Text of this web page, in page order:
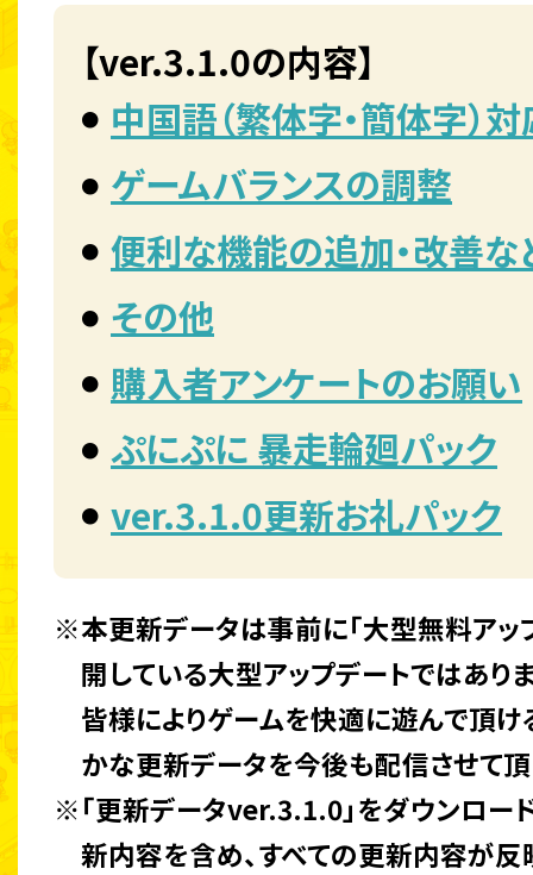
【ver.3.1.0の内容】
中国語（繁体字・簡体字）
ゲームバランスの調整
便利な機能の追加・改善な
その他
購入者アンケートのお願い
ぷにぷに 暴走輪廻パック
ver.3.1.0更新お礼パック
※本更新データは事前に「大型無料アッ
開している大型アップデートではあり
皆様によりゲームを快適に遊んで頂
かな更新データを今後も配信させて頂
※「更新データver.3.1.0」をダウンロー
新内容を含め、すべての更新内容が反